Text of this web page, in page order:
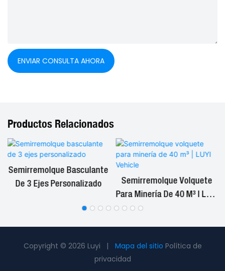
ENVIAR CONSULTA AHORA
Productos Relacionados
Semirremolque Basculante
De 3 Ejes Personalizado
Semirremolque Volquete
Para Minería De 40 M³ | LUYI
Copyright © 2026 Luyi | Mapa del sitio Política de
privacidad